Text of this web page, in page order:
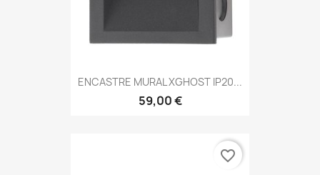
ENCASTRE MURAL XGHOST IP20...
59,00 €
favorite_border